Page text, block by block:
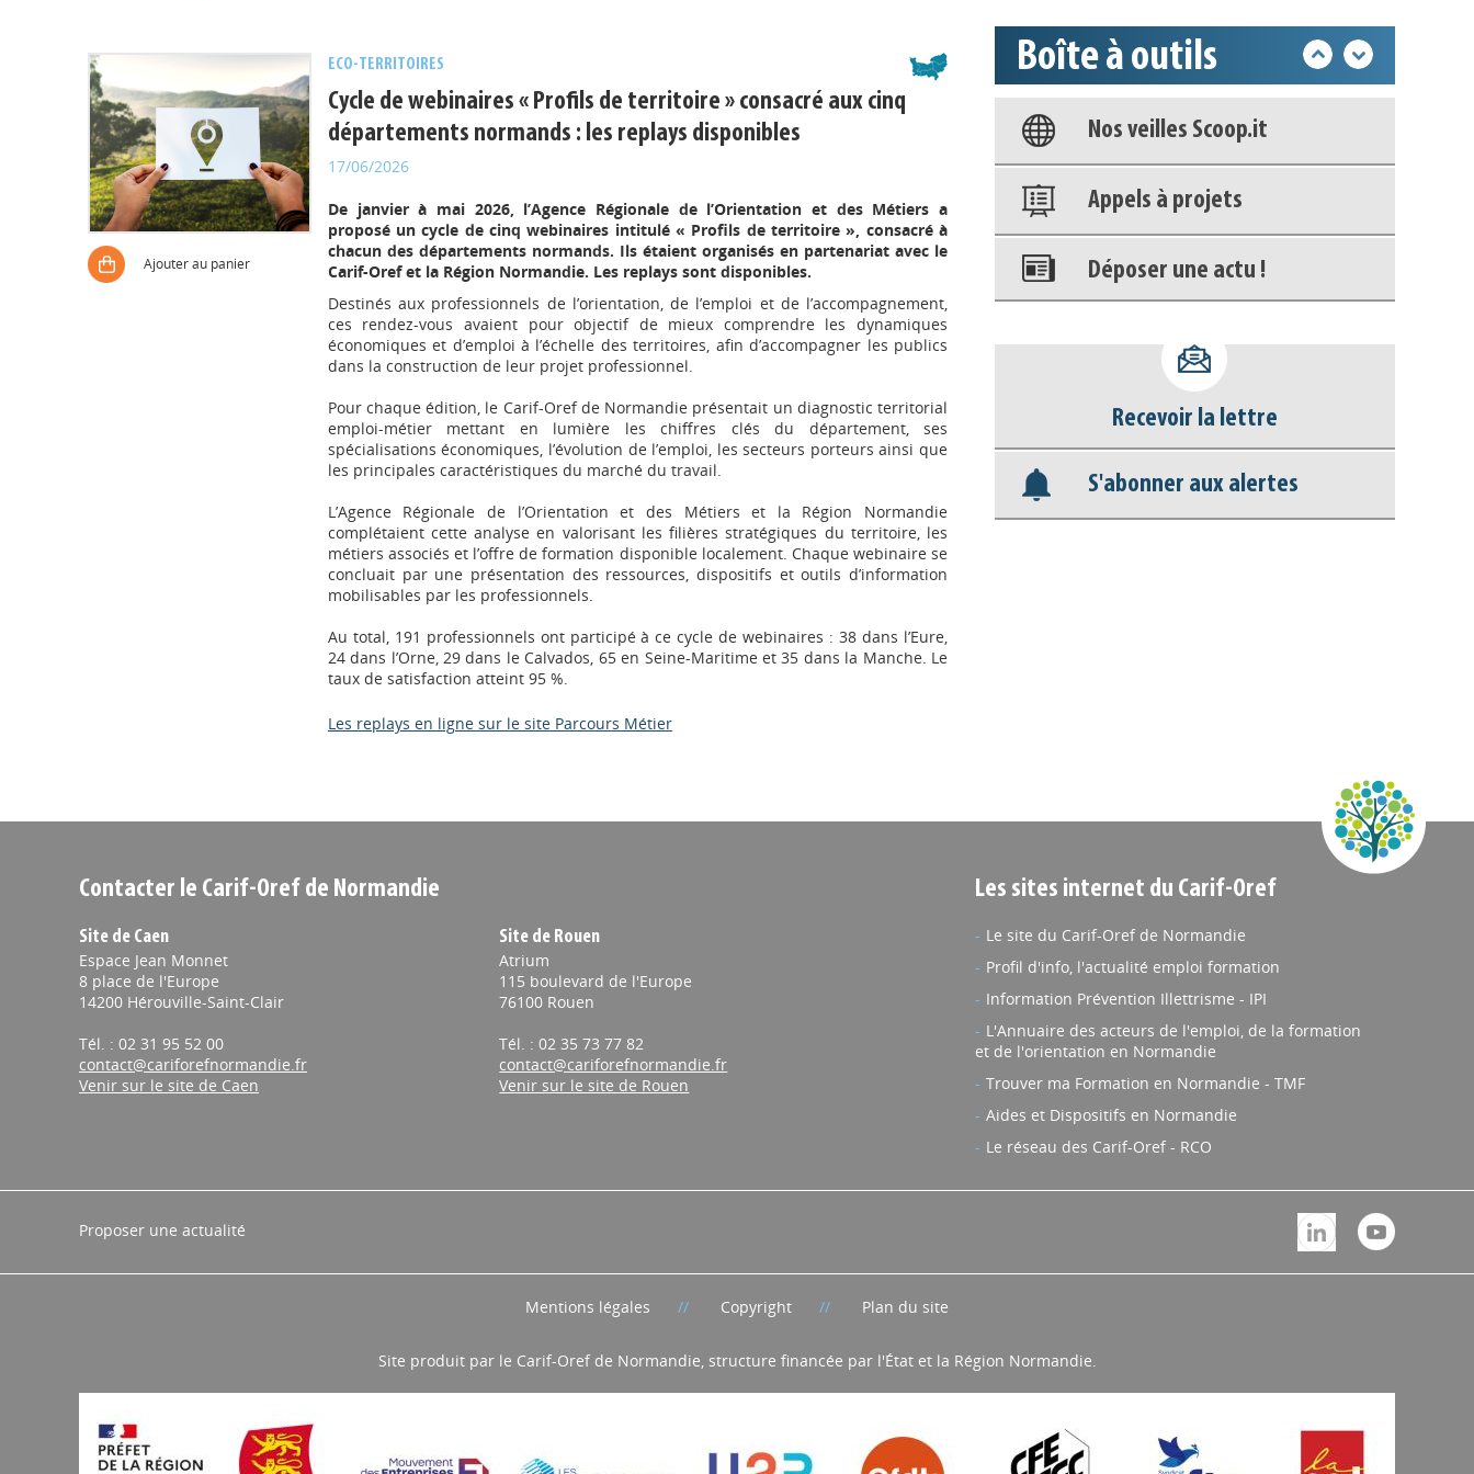
Ajouter au panier
ECO-TERRITOIRES
Cycle de webinaires « Profils de territoire » consacré aux cinq
départements normands : les replays disponibles
17/06/2026
De janvier à mai 2026, l’Agence Régionale de l’Orientation et des Métiers a
proposé un cycle de cinq webinaires intitulé « Profils de territoire », consacré à
chacun des départements normands. Ils étaient organisés en partenariat avec le
Carif-Oref et la Région Normandie. Les replays sont disponibles.
Destinés aux professionnels de l’orientation, de l’emploi et de l’accompagnement,
ces rendez-vous avaient pour objectif de mieux comprendre les dynamiques
économiques et d’emploi à l’échelle des territoires, afin d’accompagner les publics
dans la construction de leur projet professionnel.
Pour chaque édition, le Carif-Oref de Normandie présentait un diagnostic territorial
emploi-métier mettant en lumière les chiffres clés du département, ses
spécialisations économiques, l’évolution de l’emploi, les secteurs porteurs ainsi que
les principales caractéristiques du marché du travail.
L’Agence Régionale de l’Orientation et des Métiers et la Région Normandie
complétaient cette analyse en valorisant les filières stratégiques du territoire, les
métiers associés et l’offre de formation disponible localement. Chaque webinaire se
concluait par une présentation des ressources, dispositifs et outils d’information
mobilisables par les professionnels.
Au total, 191 professionnels ont participé à ce cycle de webinaires : 38 dans l’Eure,
24 dans l’Orne, 29 dans le Calvados, 65 en Seine-Maritime et 35 dans la Manche. Le
taux de satisfaction atteint 95 %.
Les replays en ligne sur le site Parcours Métier
Boîte à outils
Base documentaire
Nos veilles Scoop.it
Appels à projets
Déposer une actu !
déconnecter)
Base documentaire
Nos veilles Scoop.it
Recevoir la lettre
S'abonner aux alertes
Contacter le Carif-Oref de Normandie
Site de Caen
Espace Jean Monnet
8 place de l'Europe
14200 Hérouville-Saint-Clair
Tél. : 02 31 95 52 00
contact@cariforefnormandie.fr
Venir sur le site de Caen
Site de Rouen
Atrium
115 boulevard de l'Europe
76100 Rouen
Tél. : 02 35 73 77 82
contact@cariforefnormandie.fr
Venir sur le site de Rouen
Les sites internet du Carif-Oref
Le site du Carif-Oref de Normandie
Profil d'info, l'actualité emploi formation
Information Prévention Illettrisme - IPI
L'Annuaire des acteurs de l'emploi, de la formation
et de l'orientation en Normandie
Trouver ma Formation en Normandie - TMF
Aides et Dispositifs en Normandie
Le réseau des Carif-Oref - RCO
Proposer une actualité
Mentions légales Copyright Plan du site
Site produit par le Carif-Oref de Normandie, structure financée par l'État et la Région Normandie.